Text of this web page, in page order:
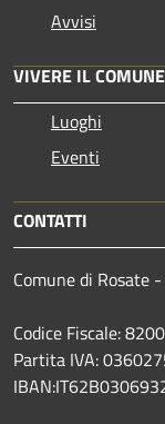
Avvisi
VIVERE IL COMUNE
Luoghi
Eventi
CONTATTI
Comune di Rosate
Codice Fiscale:
Partita IVA: